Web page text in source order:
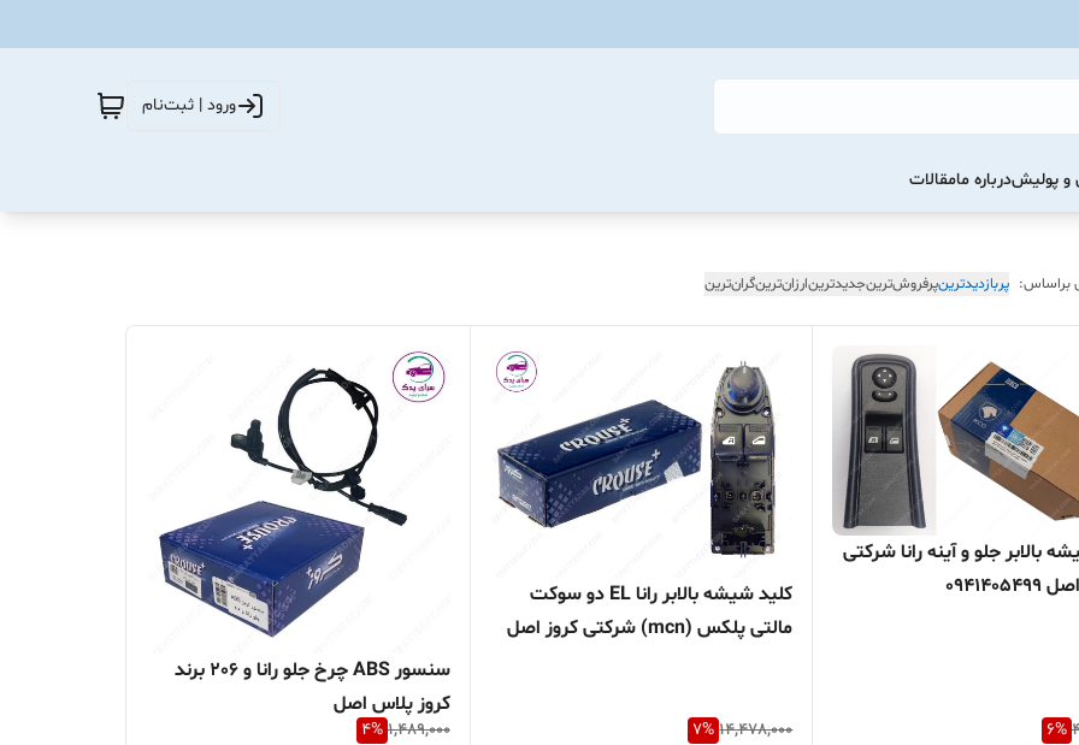
ورود | ثبت‌نام
و پولیشدرباره مامقالات
براساس: پربازدیدترینپرفروش‌ترینجدیدترینارزان‌ترینگران‌ترین
بالابر جلو و آینه رانا شرکتی
6%
کلید شیشه بالابر رانا EL دو سوکت
مالتی پلکس (mcn) شرکتی کروز اصل
14,478,000
7%
سنسور ABS چرخ جلو رانا و 206 برند
کروز پلاس اصل
1,489,000
4%